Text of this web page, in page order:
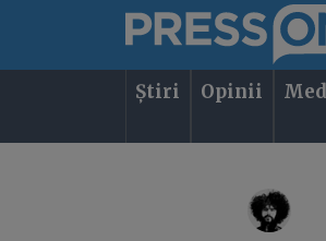
Știri Opinii